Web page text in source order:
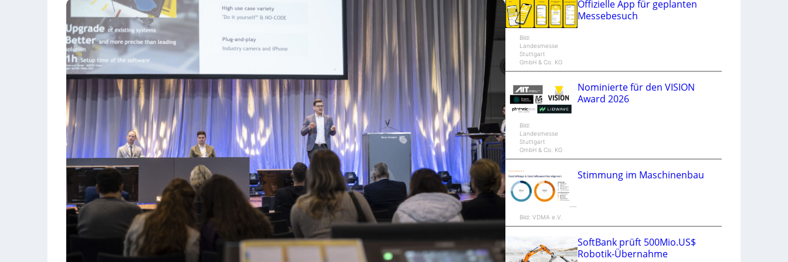
n
d
p
r
Bild:
Landesmesse
Stuttgart
GmbH & Co. KG
Offizielle App für geplanten
Messebesuch
Bild:
Landesmesse
Stuttgart
GmbH & Co. KG
Nominierte für den VISION
Award 2026
Bild: VDMA e.V.
Stimmung im Maschinenbau
SoftBank prüft 500Mio.US$
Robotik-Übernahme